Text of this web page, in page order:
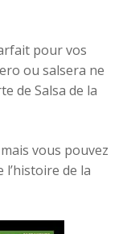
pour vos
ou salsera ne
de Salsa de la
vous pouvez
de la